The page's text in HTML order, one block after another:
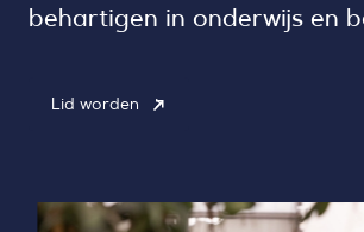
behartigen in onderwijs en
Lid worden